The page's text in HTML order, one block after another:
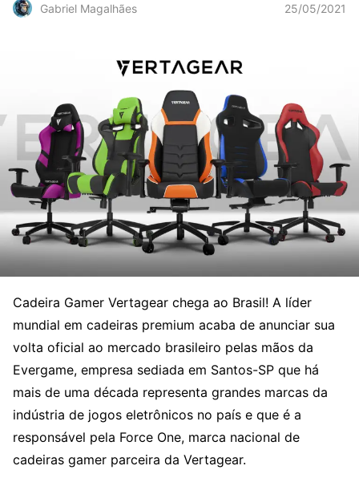
Gabriel Magalhães 25/05/2021
Cadeira Gamer Vertagear chega ao Brasil! A líder
mundial em cadeiras premium acaba de anunciar sua
volta oficial ao mercado brasileiro pelas mãos da
Evergame, empresa sediada em Santos-SP que há
mais de uma década representa grandes marcas da
indústria de jogos eletrônicos no país e que é a
responsável pela Force One, marca nacional de
cadeiras gamer parceira da Vertagear.